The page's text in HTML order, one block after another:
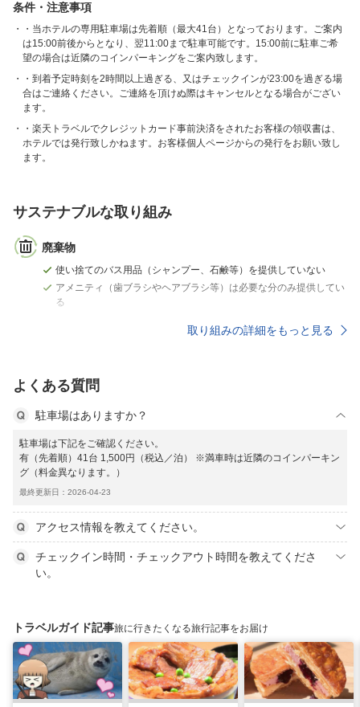
条件・注意事項
・当ホテルの専用駐車場は先着順（最大41台）となっております。ご案内
は15:00前後からとなり、翌11:00まで駐車可能です。15:00前に駐車ご希
望の場合は近隣のコインパーキングをご案内致します。
・到着予定時刻を2時間以上過ぎる、又はチェックインが23:00を過ぎる場
合はご連絡ください。ご連絡を頂けぬ際はキャンセルとなる場合がござい
ます。
・楽天トラベルでクレジットカード事前決済をされたお客様の領収書は、
ホテルでは発行致しかねます。お客様個人ページからの発行をお願い致し
ます。
サステナブルな取り組み
廃棄物
使い捨てのバス用品（シャンプー、石鹸等）を提供していない
アメニティ（歯ブラシやヘアブラシ等）は必要な分のみ提供してい
る
取り組みの詳細をもっと見る
よくある質問
駐車場はありますか？
駐車場は下記をご確認ください。
有（先着順）41台 1,500円（税込／泊） ※満車時は近隣のコインパーキン
グ（料金異なります。）
最終更新日：2026-04-23
アクセス情報を教えてください。
チェックイン時間・チェックアウト時間を教えてくださ
い。
トラベルガイド記事旅に行きたくなる旅行記事をお届け